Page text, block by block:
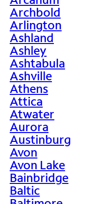
Archbold
Arlington
Ashland
Ashley
Ashtabula
Ashville
Athens
Attica
Atwater
Aurora
Austinburg
Avon
Avon Lake
Bainbridge
Baltic